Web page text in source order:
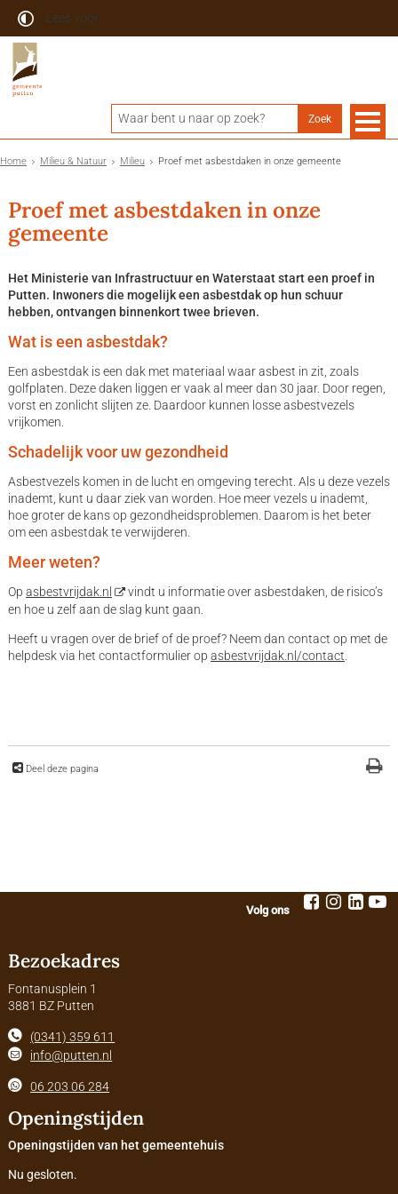
Lees voor
Home Milieu & Natuur Milieu Proef met asbestdaken in onze gemeente
Proef met asbestdaken in onze
gemeente
Het Ministerie van Infrastructuur en Waterstaat start een proef in
Putten. Inwoners die mogelijk een asbestdak op hun schuur
hebben, ontvangen binnenkort twee brieven.
Wat is een asbestdak?
Een asbestdak is een dak met materiaal waar asbest in zit, zoals
golfplaten. Deze daken liggen er vaak al meer dan 30 jaar. Door regen,
vorst en zonlicht slijten ze. Daardoor kunnen losse asbestvezels
vrijkomen.
Schadelijk voor uw gezondheid
Asbestvezels komen in de lucht en omgeving terecht. Als u deze vezels
inademt, kunt u daar ziek van worden. Hoe meer vezels u inademt,
hoe groter de kans op gezondheidsproblemen. Daarom is het beter
om een asbestdak te verwijderen.
Meer weten?
Op asbestvrijdak.nl
vindt u informatie over asbestdaken, de risico’s
en hoe u zelf aan de slag kunt gaan.
Heeft u vragen over de brief of de proef? Neem dan contact op met de
helpdesk via het contactformulier op asbestvrijdak.nl/contact
Deel deze pagina
Volg ons
Bezoekadres
Fontanusplein 1
3881 BZ Putten
(0341) 359 611
info@putten.nl
06 203 06 284
Openingstijden
Openingstijden van het gemeentehuis
Nu gesloten.